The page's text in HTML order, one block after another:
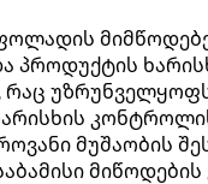
პროდუქტის
მუშაობის
მიწოდების